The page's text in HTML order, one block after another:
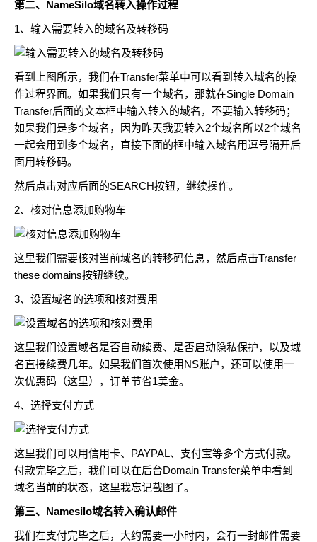
第二、 NameSilo域名转入操作过程
1、输入需要转入的域名及转移码
看到上图所示，我们在Transfer菜单中可以看到转入域名的操
作过程界面。如果我们只有一个域名，那就在Single Domain
Transfer后面的文本框中输入转入的域名，不要输入转移码；
如果我们是多个域名，因为昨天我要转入2个域名所以2个域名
一起会用到多个域名，直接下面的框中输入域名用逗号隔开后
面用转移码。
然后点击对应后面的SEARCH按钮，继续操作。
2、核对信息添加购物车
这里我们需要核对当前域名的转移码信息，然后点击Transfer
these domains按钮继续。
3、设置域名的选项和核对费用
这里我们设置域名是否自动续费、是否启动隐私保护，以及域
名直接续费几年。如果我们首次使用NS账户，还可以使用一
次优惠码（这里），订单节省1美金。
4、选择支付方式
这里我们可以用信用卡、PAYPAL、支付宝等多个方式付款。
付款完毕之后，我们可以在后台Domain Transfer菜单中看到
域名当前的状态，这里我忘记截图了。
第三、Namesilo域名转入确认邮件
我们在支付完毕之后，大约需要一小时内，会有一封邮件需要